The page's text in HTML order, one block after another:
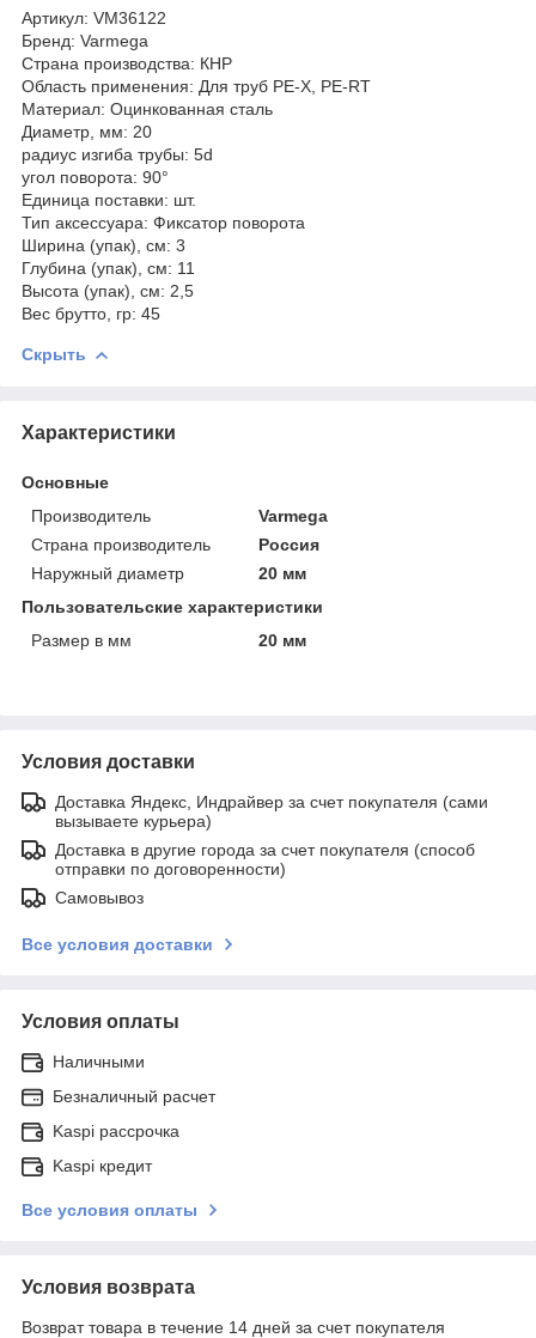
Артикул: VM36122
Бренд: Varmega
Страна производства: КНР
Область применения: Для труб PE-X, PE-RT
Материал: Оцинкованная сталь
Диаметр, мм: 20
радиус изгиба трубы: 5d
угол поворота: 90°
Единица поставки: шт.
Тип аксессуара: Фиксатор поворота
Ширина (упак), см: 3
Глубина (упак), см: 11
Высота (упак), см: 2,5
Вес брутто, гр: 45
Скрыть
Характеристики
Основные
Производитель
Varmega
Страна производитель
Россия
Наружный диаметр
20 мм
Пользовательские характеристики
Размер в мм
20 мм
Условия доставки
Доставка Яндекс, Индрайвер за счет покупателя (сами
вызываете курьера)
Доставка в другие города за счет покупателя (способ
отправки по договоренности)
Самовывоз
Все условия доставки
Условия оплаты
Наличными
Безналичный расчет
Kaspi рассрочка
Kaspi кредит
Все условия оплаты
Условия возврата
Возврат товара в течение 14 дней за счет покупателя